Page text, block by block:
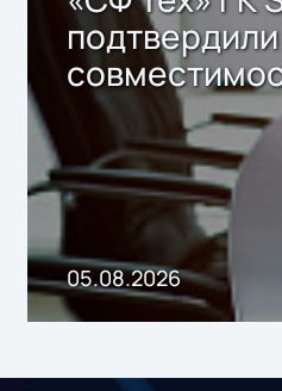
подтвердили
решением
Storage 2.x
хранения
05.08.2026